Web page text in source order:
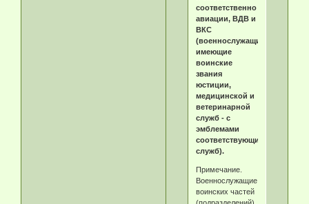
соответственно
авиации, ВДВ и
ВКС
(военнослужащие,
имеющие
воинские
звания
юстиции,
медицинской и
ветеринарной
служб - с
эмблемами
соответствующих
служб).
Примечание.
Военнослужащие
воинских частей